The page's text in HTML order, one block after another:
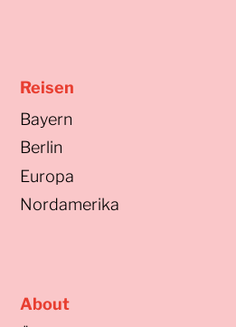
Reisen
Bayern
Berlin
Europa
Nordamerika
About